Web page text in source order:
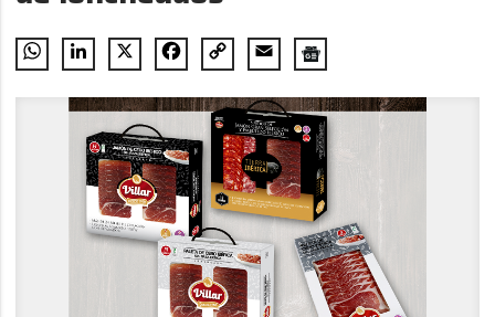
WhatsAppLinkedIn
X FacebookCopy
Email